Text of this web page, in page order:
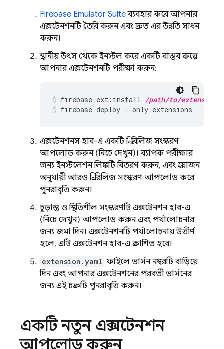
Firebase Emulator Suiteব্যবহার করে আপনার
এক্সটেনশনটি তৈরি করুন এবং দ্রুত এর উন্নতি সাধন
করুন।
স্থানীয় উৎস থেকে ইনস্টল করে একটি বাস্তব প্রকল্পে
আপনার এক্সটেনশনটি পরীক্ষা করুন:
firebase ext:install /path/to/extension
firebase deploy --only extensions
এক্সটেনশনস হাব-এ একটি প্রি-রিলিজ সংস্করণ
আপলোড করুন (নিচে দেখুন)। ব্যাপক পরীক্ষার
জন্য ইনস্টলেশন লিঙ্কটি বিতরণ করুন, এবং প্রয়োজন
অনুযায়ী আরও প্রি-রিলিজ সংস্করণ আপলোড করে
পুনরাবৃত্তি করুন।
চূড়ান্ত ও স্থিতিশীল সংস্করণটি এক্সটেনশন হাব-এ
(নিচে দেখুন) আপলোড করুন এবং পর্যালোচনার
জন্য জমা দিন। এক্সটেনশনটি পর্যালোচনায় উত্তীর্ণ
হলে, এটি এক্সটেনশন হাব-এ প্রকাশিত হবে।
extension.yaml ফাইলে ভার্সন নম্বরটি বাড়িয়ে
দিন এবং আপনার এক্সটেনশনের পরবর্তী ভার্সনের
জন্য এই চক্রটি পুনরাবৃত্তি করুন।
একটি নতুন এক্সটেনশন
আপলোড করুন